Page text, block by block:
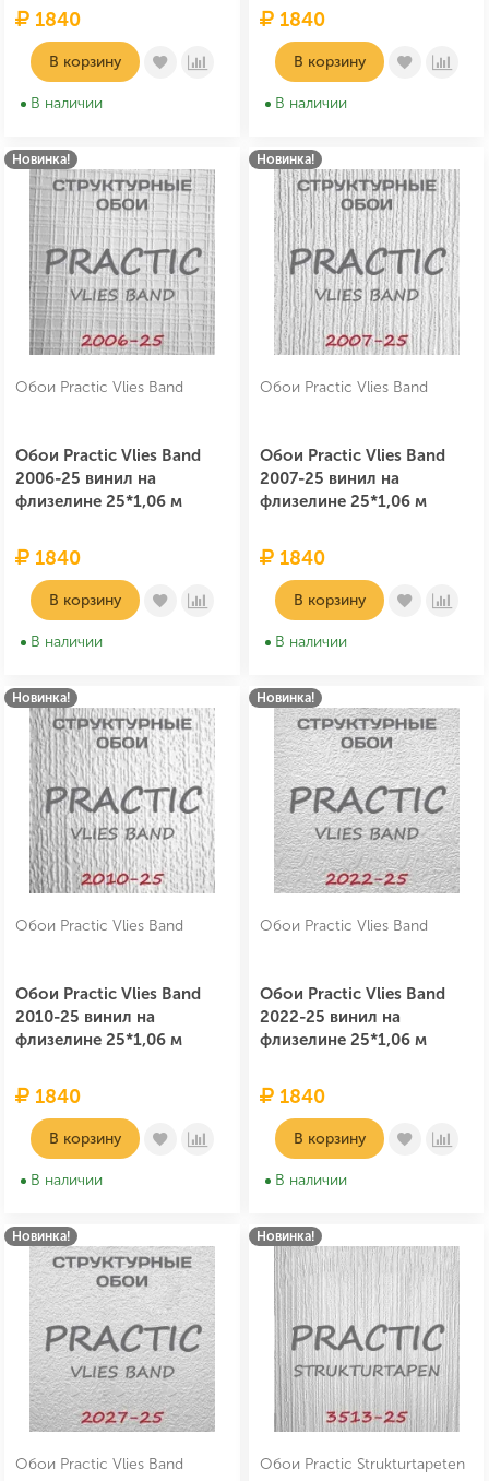
1840
В корзину
В наличии
1840
В корзину
В наличии
Новинка!
Обои Practic Vlies Band
Обои Practic Vlies Band
2006-25 винил на
флизелине 25*1,06 м
1840
В корзину
В наличии
Новинка!
Обои Practic Vlies Band
Обои Practic Vlies Band
2007-25 винил на
флизелине 25*1,06 м
1840
В корзину
В наличии
Новинка!
Обои Practic Vlies Band
Обои Practic Vlies Band
2010-25 винил на
флизелине 25*1,06 м
1840
В корзину
В наличии
Новинка!
Обои Practic Vlies Band
Обои Practic Vlies Band
2022-25 винил на
флизелине 25*1,06 м
1840
В корзину
В наличии
Новинка!
Обои Practic Vlies Band
Новинка!
Обои Practic Strukturtapeten